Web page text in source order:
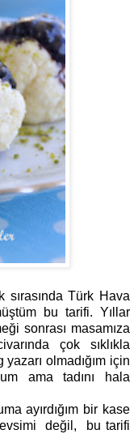
sırasında Türk Hava
bu tarifi. Yıllar
sonrası masamıza
çok sıklıkla
olmadığım için
ama tadını hala
ayırdığım bir kase
değil, bu tarifi